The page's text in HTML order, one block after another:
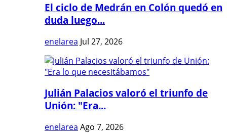
El ciclo de Medrán en Colón quedó en
duda luego...
enelarea Jul 27, 2026
Julián Palacios valoró el triunfo de
Unión: "Era...
enelarea Ago 7, 2026